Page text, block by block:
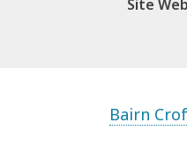
Site
Bairn